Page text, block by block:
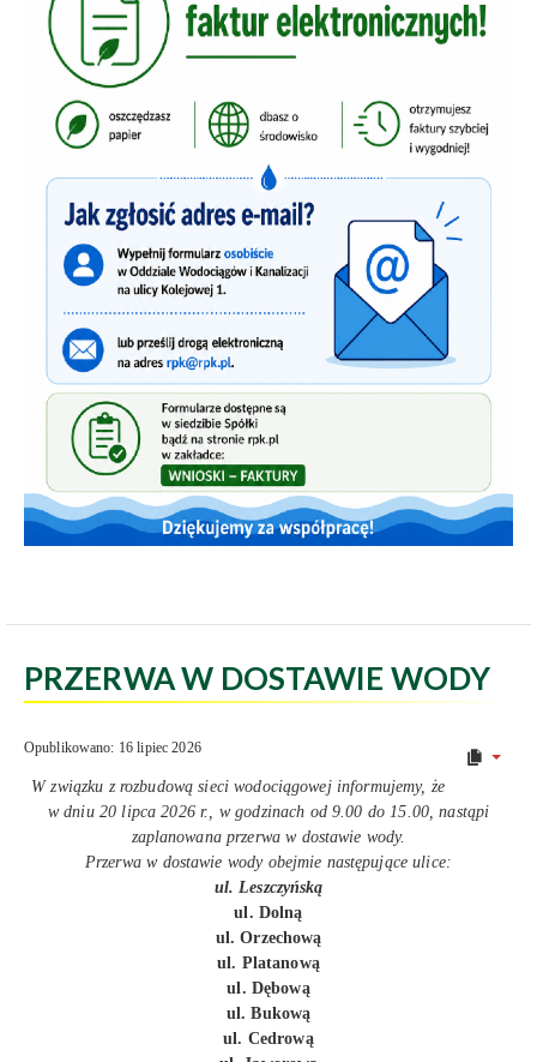
PRZERWA W DOSTAWIE WODY
Opublikowano: 16 lipiec 2026
W związku z rozbudową sieci wodociągowej informujemy, że
w dniu 20 lipca 2026 r., w godzinach od 9.00 do 15.00, nastąpi
zaplanowana przerwa w dostawie wody.
Przerwa w dostawie wody obejmie następujące ulice:
ul. Leszczyńską
ul. Dolną
ul. Orzechową
ul. Platanową
ul. Dębową
ul. Bukową
ul. Cedrową